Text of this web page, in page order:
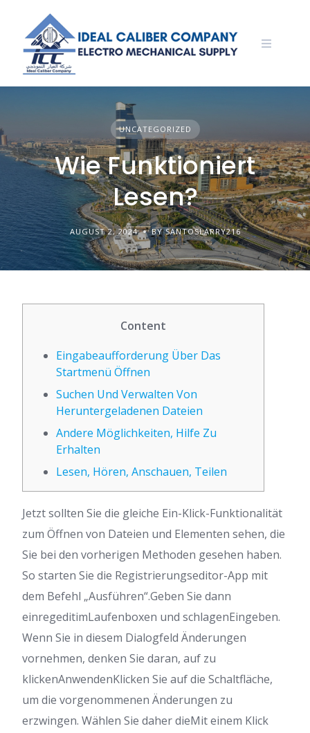
content
UNCATEGORIZED
Wie Funktioniert
Lesen?
AUGUST 2, 2024 BY SANTOSLARRY216
Content
Eingabeaufforderung Über Das
Startmenü Öffnen
Suchen Und Verwalten Von
Heruntergeladenen Dateien
Andere Möglichkeiten, Hilfe Zu
Erhalten
Lesen, Hören, Anschauen, Teilen
Jetzt sollten Sie die gleiche Ein-Klick-Funktionalität
zum Öffnen von Dateien und Elementen sehen, die
Sie bei den vorherigen Methoden gesehen haben.
So starten Sie die Registrierungseditor-App mit
dem Befehl „Ausführen“.Geben Sie dann
einregeditimLaufenboxen und schlagenEingeben.
Wenn Sie in diesem Dialogfeld Änderungen
vornehmen, denken Sie daran, auf zu
klickenAnwendenKlicken Sie auf die Schaltfläche,
um die vorgenommenen Änderungen zu
erzwingen. Wählen Sie daher dieMit einem Klick